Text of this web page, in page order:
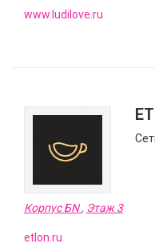
www.ludilove.ru
Корпус БN, Этаж 3
etlon.ru